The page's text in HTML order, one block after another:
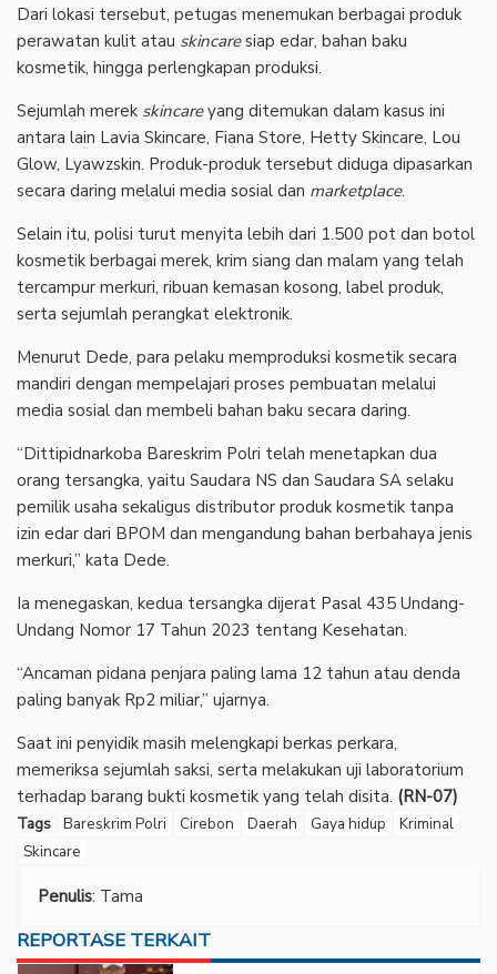
Dari lokasi tersebut, petugas menemukan berbagai produk
perawatan kulit atau skincaresiap edar, bahan baku
kosmetik, hingga perlengkapan produksi.
‎Sejumlah merek skincareyang ditemukan dalam kasus ini
antara lain Lavia Skincare, Fiana Store, Hetty Skincare, Lou
Glow, Lyawzskin. Produk-produk tersebut diduga dipasarkan
secara daring melalui media sosial dan marketplace.
‎Selain itu, polisi turut menyita lebih dari 1.500 pot dan botol
kosmetik berbagai merek, krim siang dan malam yang telah
tercampur merkuri, ribuan kemasan kosong, label produk,
serta sejumlah perangkat elektronik.
‎Menurut Dede, para pelaku memproduksi kosmetik secara
mandiri dengan mempelajari proses pembuatan melalui
media sosial dan membeli bahan baku secara daring.
‎“Dittipidnarkoba Bareskrim Polri telah menetapkan dua
orang tersangka, yaitu Saudara NS dan Saudara SA selaku
pemilik usaha sekaligus distributor produk kosmetik tanpa
izin edar dari BPOM dan mengandung bahan berbahaya jenis
merkuri,” kata Dede.
‎Ia menegaskan, kedua tersangka dijerat Pasal 435 Undang-
Undang Nomor 17 Tahun 2023 tentang Kesehatan.
‎“Ancaman pidana penjara paling lama 12 tahun atau denda
paling banyak Rp2 miliar,” ujarnya.
‎Saat ini penyidik masih melengkapi berkas perkara,
memeriksa sejumlah saksi, serta melakukan uji laboratorium
terhadap barang bukti kosmetik yang telah disita. (RN-07)
Tags Bareskrim Polri Cirebon Daerah Gaya hidup
Kriminal
Skincare
Penulis: Tama
REPORTASE TERKAIT